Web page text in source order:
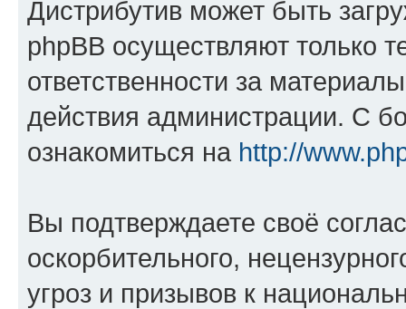
Дистрибутив может быть
phpBB осуществляют только
ответственности за
действия администрации. С
ознакомиться на http://
Вы подтверждаете своё
оскорбительного,
угроз и призывов к